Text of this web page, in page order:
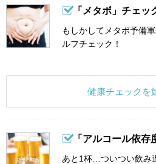
「メタボ」チェッ
もしかしてメタボ予備
ルフチェック！
健康チェックを
「アルコール依存
あと1杯…ついつい飲み